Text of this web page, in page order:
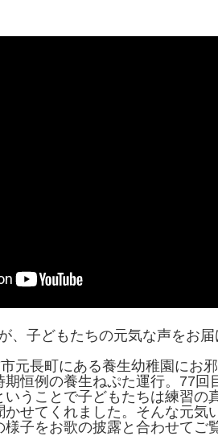
、子どもたちの元気な声をお届
元長町にある養生幼稚園にお
恒例の養生ねぷた運行。77回
いうことで子どもたちは練習の
せてくれました。そんな元気
子をお歌の披露と合わせてご